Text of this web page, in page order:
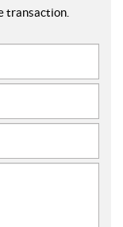
transaction.